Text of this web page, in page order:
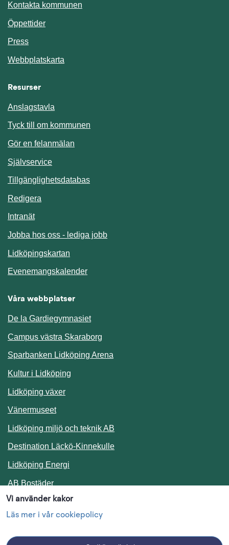
Vi använder kakor
Läs mer i vår cookiepolicy
Kontakta kommunen
Öppettider
Press
Webbplatskarta
Resurser
Anslagstavla
Tyck till om kommunen
Gör en felanmälan
SjälvserviceLänk till annan webbplats.
TillgänglighetsdatabasLänk till annan webbplats.
Redigera
IntranätLänk till annan webbplats.
Jobba hos oss - lediga jobb
Lidköpingskartan
EvenemangskalenderLänk till annan webbplats.
Våra webbplatser
De la Gardiegymnasiet
Campus västra Skaraborg
Sparbanken Lidköping Arena
Kultur i Lidköping
Lidköping växer
Vänermuseet
Lidköping miljö och teknik AB
Destination Läckö-KinnekulleLänk till annan webbplats.
Lidköping Energi
AB BostäderLänk till annan webbplats.
Följ oss i sociala medier